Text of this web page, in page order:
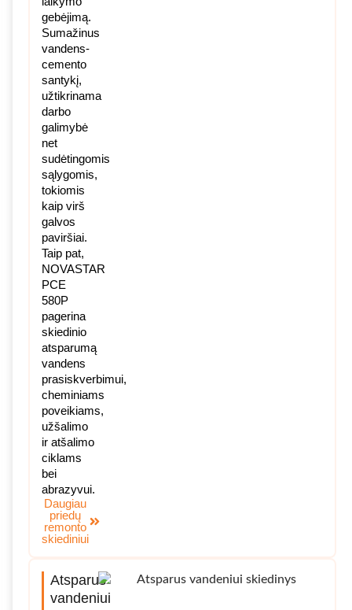
gebėjimą.
Sumažinus
vandens-
cemento
santykį,
užtikrinama
darbo
galimybė
net
sudėtingomis
sąlygomis,
tokiomis
kaip virš
galvos
paviršiai.
Taip pat,
NOVASTAR
PCE
580P
pagerina
skiedinio
atsparumą
vandens
prasiskverbimui,
cheminiams
poveikiams,
užšalimo
ir atšalimo
ciklams
bei
abrazyvui.
Daugiau
priedų
remonto
skiediniui
Atsparus
vandeniui